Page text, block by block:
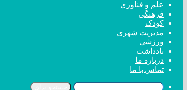
علم و فناوری
فرهنگی
کودک
مدیریت شهری
ورزشی
یادداشت
درباره ما
تماس با ما